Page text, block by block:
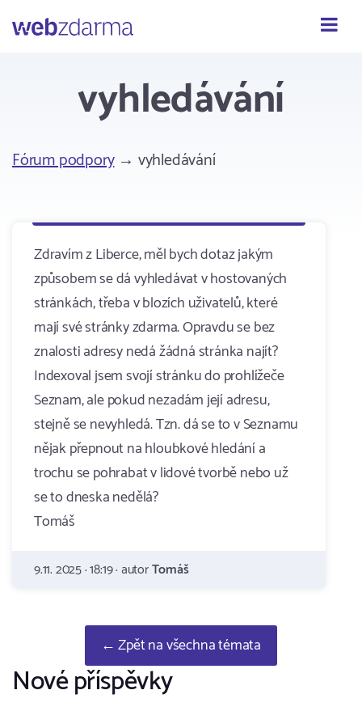
Webzdarma
vyhledávání
Fórum podpory→ vyhledávání
Zdravím z Liberce, měl bych dotaz jakým
způsobem se dá vyhledávat v hostovaných
stránkách, třeba v blozích uživatelů, které
mají své stránky zdarma. Opravdu se bez
znalosti adresy nedá žádná stránka najít?
Indexoval jsem svojí stránku do prohlížeče
Seznam, ale pokud nezadám její adresu,
stejně se nevyhledá. Tzn. dá se to v Seznamu
nějak přepnout na hloubkové hledání a
trochu se pohrabat v lidové tvorbě nebo už
se to dneska nedělá?
Tomáš
9.11. 2025 · 18:19 · autorTomáš
← Zpět na všechna témata
Nové příspěvky